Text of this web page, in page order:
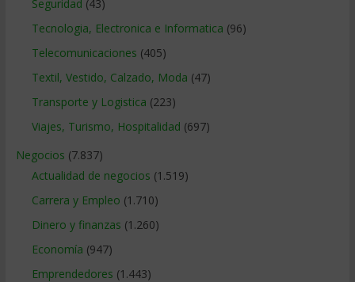
Seguridad (43)
Tecnologia, Electronica e Informatica (96)
Telecomunicaciones (405)
Textil, Vestido, Calzado, Moda (47)
Transporte y Logistica (223)
Viajes, Turismo, Hospitalidad (697)
Negocios (7.837)
Actualidad de negocios (1.519)
Carrera y Empleo (1.710)
Dinero y finanzas (1.260)
Economía (947)
Emprendedores (1.443)